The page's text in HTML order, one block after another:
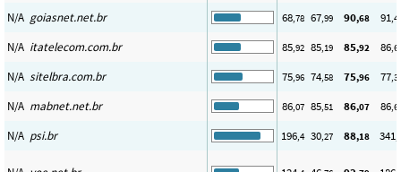
N/A goiasnet.net.br 68,78 67,99 90,68 91
N/A itatelecom.com.br 85,92 85,19 85,92 86
N/A sitelbra.com.br 75,96 74,58 75,96 77
N/A mabnet.net.br 86,07 85,51 86,07 86
N/A psi.br 196,4 30,27 88,18 341